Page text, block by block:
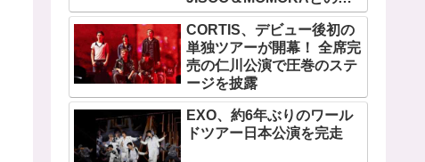
ペシャルコラボも実現
CORTIS、デビュー後初の
単独ツアーが開幕！ 全席完
売の仁川公演で圧巻のステ
ージを披露
EXO、約6年ぶりのワール
ドツアー日本公演を完走